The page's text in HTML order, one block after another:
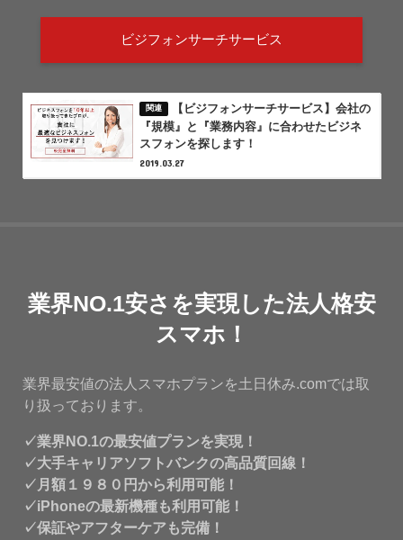
ビジフォンサーチサービス
【ビジフォンサーチサービス】会社の
『規模』と『業務内容』に合わせたビジネ
スフォンを探します！
2019.03.27
業界NO.1安さを実現した法人格安
スマホ！
業界最安値の法人スマホプランを土日休み.comでは取
り扱っております。
✓業界NO.1の最安値プランを実現！
✓大手キャリアソフトバンクの高品質回線！
✓月額１９８０円から利用可能！
✓iPhoneの最新機種も利用可能！
✓保証やアフターケアも完備！